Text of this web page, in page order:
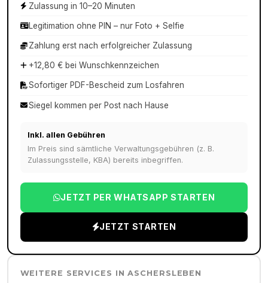
Zulassung in 10–20 Minuten
Legitimation ohne PIN – nur Foto + Selfie
Zahlung erst nach erfolgreicher Zulassung
+12,80 € bei Wunschkennzeichen
Sofortiger PDF-Bescheid zum Losfahren
Siegel kommen per Post nach Hause
Inkl. allen Gebühren
Im Preis sind sämtliche Verwaltungsgebühren (z. B.
Zulassungsstelle, KBA) bereits inbegriffen.
JETZT PER WHATSAPP STARTEN
JETZT STARTEN
WEITERE SERVICES INASCHERSLEBEN